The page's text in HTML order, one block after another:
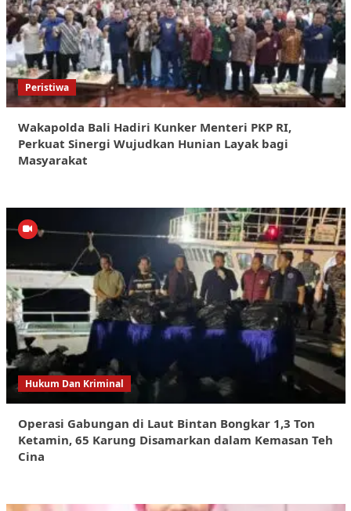
Peristiwa
Wakapolda Bali Hadiri Kunker Menteri PKP RI,
Perkuat Sinergi Wujudkan Hunian Layak bagi
Masyarakat
Hukum Dan Kriminal
Operasi Gabungan di Laut Bintan Bongkar 1,3 Ton
Ketamin, 65 Karung Disamarkan dalam Kemasan Teh
Cina